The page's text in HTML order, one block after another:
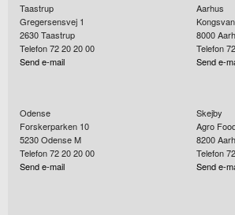
Taastrup
Gregersensvej 1
2630Taastrup
Telefon 72 20 20 00
Send e-mail
Aarhus
8000
Telefon
Send e-
Odense
Forskerparken 10
5230Odense M
Telefon 72 20 20 00
Send e-mail
Skejby
Agro
8200
Telefon
Send e-